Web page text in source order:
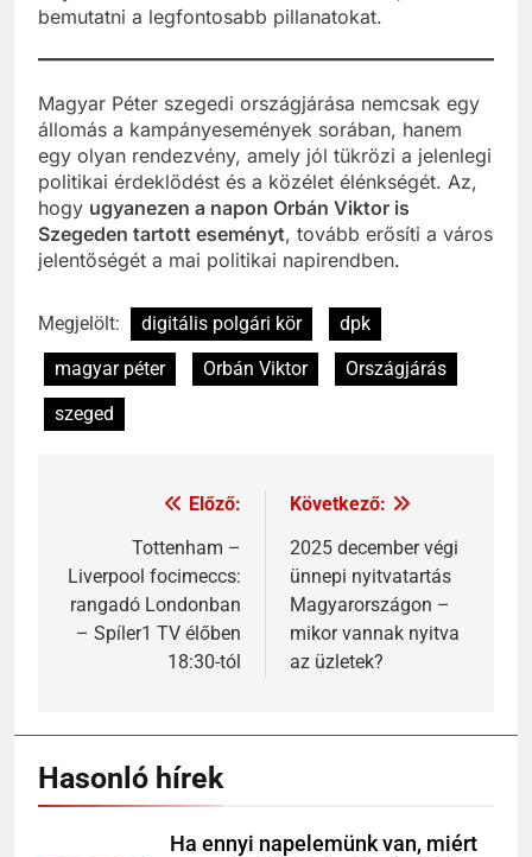
bemutatni a legfontosabb pillanatokat.
Magyar Péter szegedi országjárása nemcsak egy
állomás a kampányesemények sorában, hanem
egy olyan rendezvény, amely jól tükrözi a jelenlegi
politikai érdeklődést és a közélet élénkségét. Az,
hogy ugyanezen a napon Orbán Viktor is
Szegeden tartott eseményt, tovább erősíti a város
jelentőségét a mai politikai napirendben.
Megjelölt: digitális polgári kör
dpk
magyar péter
Orbán Viktor
Országjárás
szeged
Előző:
Tottenham –
Liverpool focimeccs:
rangadó Londonban
– Spíler1 TV élőben
18:30-tól
Következő:
2025 december végi
ünnepi nyitvatartás
Magyarországon –
mikor vannak nyitva
az üzletek?
Hasonló hírek
Ha ennyi napelemünk van, miért